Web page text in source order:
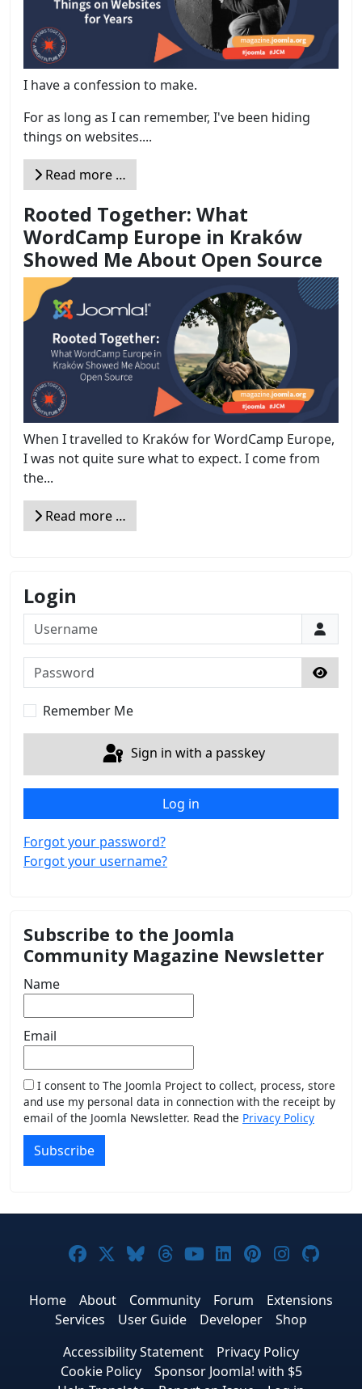
I have a confession to make.
For as long as I can remember, I've been hiding
things on websites....
Read more …
Rooted Together: What
WordCamp Europe in Kraków
Showed Me About Open Source
When I travelled to Kraków for WordCamp Europe,
I was not quite sure what to expect. I come from
the...
Read more …
Login
Username
Password
Show
Remember Me
Sign in with a passkey
Log in
Forgot your password?
Forgot your username?
Subscribe to the Joomla
Community Magazine Newsletter
Name
Email
I consent to The Joomla Project to collect, process, store
and use my personal data in connection with the receipt by
email of the Joomla Newsletter. Read the Privacy Policy
Subscribe
Joomla! on Facebook
Joomla! on X
Joomla! on Bluesky
Joomla! on Threads
Joomla! on
Joomla! on
Joomla! on
Joomla!
Home About Community Forum
Extensions
Services
User Guide Developer
Shop
Accessibility Statement
Privacy Policy
Cookie Policy
Sponsor Joomla! with $5